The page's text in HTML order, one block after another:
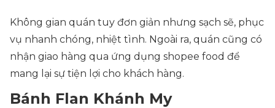
Không gian quán tuy đơn giản nhưng sạch sẽ, phục
vụ nhanh chóng, nhiệt tình. Ngoài ra, quán cũng có
nhận giao hàng qua ứng dụng shopee food để
mang lại sự tiện lợi cho khách hàng.
Bánh Flan Khánh My